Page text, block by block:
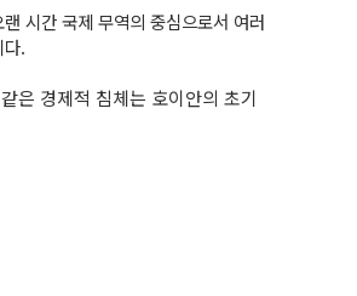
시간 국제 무역의 중심으로서 여러
.
은 경제적 침체는 호이안의 초기